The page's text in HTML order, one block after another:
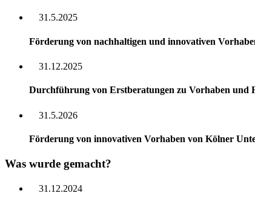
31.5.2025
Förderung von nachhaltigen und innovativen
31.12.2025
Durchführung von Erstberatungen zu Vorhaben und
31.5.2026
Förderung von innovativen Vorhaben von Kölner
Was wurde gemacht?
31.12.2024